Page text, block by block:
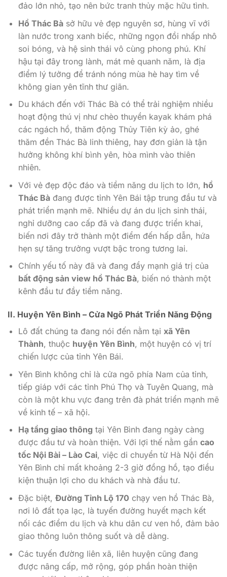
đảo lớn nhỏ, tạo nên bức tranh thủy mặc hữu tình.
Hồ Thác Bàsở hữu vẻ đẹp nguyên sơ, hùng vĩ với
làn nước trong xanh biếc, những ngọn đồi nhấp nhô
soi bóng, và hệ sinh thái vô cùng phong phú. Khí
hậu tại đây trong lành, mát mẻ quanh năm, là địa
điểm lý tưởng để tránh nóng mùa hè hay tìm về
không gian yên tĩnh thư giãn.
Du khách đến với Thác Bà có thể trải nghiệm nhiều
hoạt động thú vị như chèo thuyền kayak khám phá
các ngách hồ, thăm động Thủy Tiên kỳ ảo, ghé
thăm đền Thác Bà linh thiêng, hay đơn giản là tận
hưởng không khí bình yên, hòa mình vào thiên
nhiên.
Với vẻ đẹp độc đáo và tiềm năng du lịch to lớn, hồ
Thác Bàđang được tỉnh Yên Bái tập trung đầu tư và
phát triển mạnh mẽ. Nhiều dự án du lịch sinh thái,
nghỉ dưỡng cao cấp đã và đang được triển khai,
biến nơi đây trở thành một điểm đến hấp dẫn, hứa
hẹn sự tăng trưởng vượt bậc trong tương lai.
Chính yếu tố này đã và đang đẩy mạnh giá trị của
bất động sản view hồ Thác Bà, biến nó thành một
kênh đầu tư đầy tiềm năng.
II. Huyện Yên Bình – Cửa Ngõ Phát Triển Năng Động
Lô đất chúng ta đang nói đến nằm tại xã Yên
Thành, thuộc huyện Yên Bình, một huyện có vị trí
chiến lược của tỉnh Yên Bái.
Yên Bình không chỉ là cửa ngõ phía Nam của tỉnh,
tiếp giáp với các tỉnh Phú Thọ và Tuyên Quang, mà
còn là một khu vực đang trên đà phát triển mạnh mẽ
về kinh tế – xã hội.
Hạ tầng giao thông tại Yên Bình đang ngày càng
được đầu tư và hoàn thiện. Với lợi thế nằm gần cao
tốc Nội Bài – Lào Cai, việc di chuyển từ Hà Nội đến
Yên Bình chỉ mất khoảng 2-3 giờ đồng hồ, tạo điều
kiện thuận lợi cho du khách và nhà đầu tư.
Đặc biệt, Đường Tỉnh Lộ 170 chạy ven hồ Thác Bà,
nơi lô đất tọa lạc, là tuyến đường huyết mạch kết
nối các điểm du lịch và khu dân cư ven hồ, đảm bảo
giao thông luôn thông suốt và dễ dàng.
Các tuyến đường liên xã, liên huyện cũng đang
được nâng cấp, mở rộng, góp phần hoàn thiện